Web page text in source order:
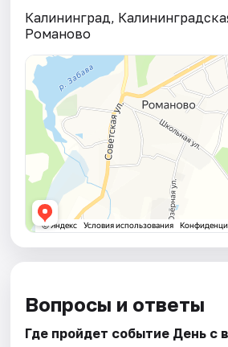
Калининград,
Романово
Вопросы и ответы
Где пройдет событие День с